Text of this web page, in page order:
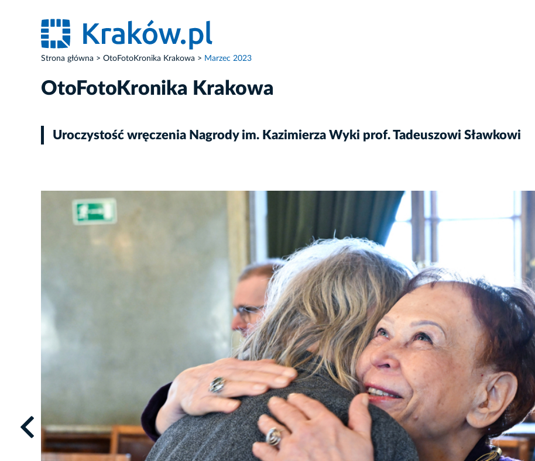
Strona główna OtoFotoKronika Krakowa Marzec 2023
OtoFotoKronika Krakowa
Uroczystość wręczenia Nagrody im. Kazimierza Wyki prof. Tadeuszowi Sławkowi